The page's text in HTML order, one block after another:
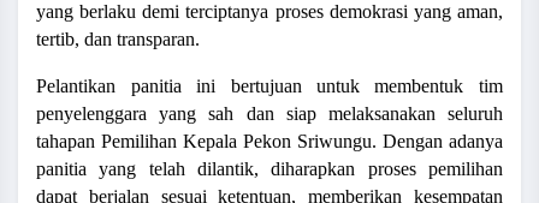
yang berlaku demi terciptanya proses demokrasi yang aman,
tertib, dan transparan.
Pelantikan panitia ini bertujuan untuk membentuk tim
penyelenggara yang sah dan siap melaksanakan seluruh
tahapan Pemilihan Kepala Pekon Sriwungu. Dengan adanya
panitia yang telah dilantik, diharapkan proses pemilihan
dapat berjalan sesuai ketentuan, memberikan kesempatan